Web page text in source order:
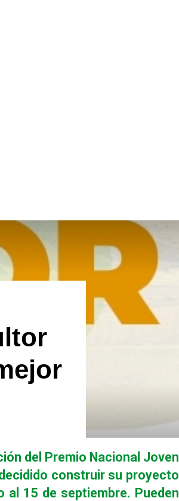
del Premio Nacional Joven
construir su proyecto
15 de septiembre. Pueden